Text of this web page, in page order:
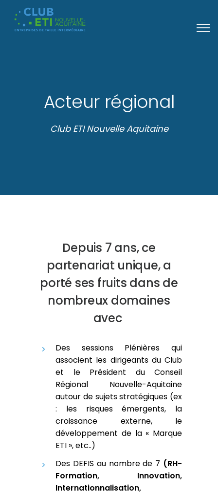
Acteur régional
Club ETI Nouvelle Aquitaine
Depuis 7 ans, ce
partenariat unique, a
porté ses fruits dans de
nombreux domaines
avec
Des sessions Plénières qui
associent les dirigeants du Club
et le Président du Conseil
Régional Nouvelle-Aquitaine
autour de sujets stratégiques (ex
: les risques émergents, la
croissance externe, le
développement de la « Marque
ETI », etc..)
Des DEFIS au nombre de 7 (RH-
Formation, Innovation,
Internationnalisation,